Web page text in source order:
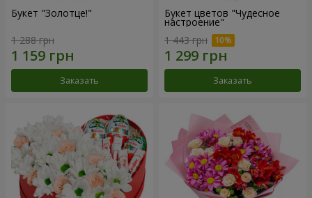
Букет "Золотце!"
1 288 грн
Заказать
Букет цветов "Чудесное
настроение"
1 443 грн
Заказать